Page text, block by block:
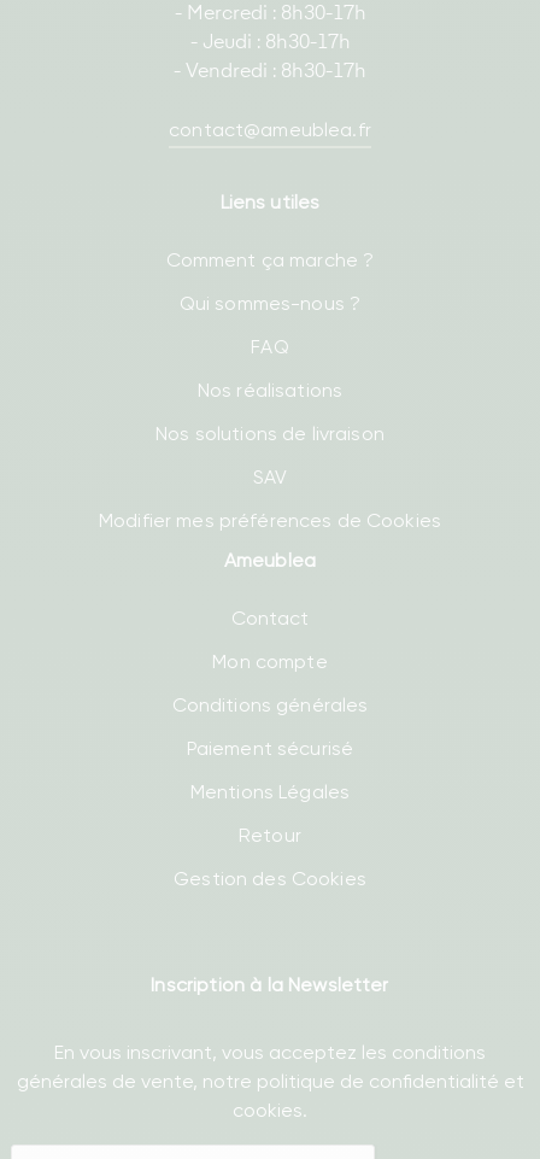
- Mercredi : 8h30-17h
- Jeudi : 8h30-17h
- Vendredi : 8h30-17h
contact@ameublea.fr
Liens utiles
Comment ça marche ?
Qui sommes-nous ?
FAQ
Nos réalisations
Nos solutions de livraison
SAV
Modifier mes préférences de Cookies
Ameublea
Contact
Mon compte
Conditions générales
Paiement sécurisé
Mentions Légales
Retour
Gestion des Cookies
Inscription à la Newsletter
En vous inscrivant, vous acceptez les conditions
générales de vente, notre politique de confidentialité et
cookies.